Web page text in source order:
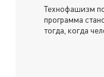
Технофашизм
программа
тогда, когда